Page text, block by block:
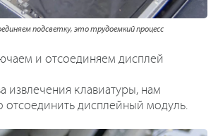
подсветку, это трудоемкий процесс
и отсоединяем дисплей
извлечения клавиатуры, нам
отсоединить дисплейный модуль.